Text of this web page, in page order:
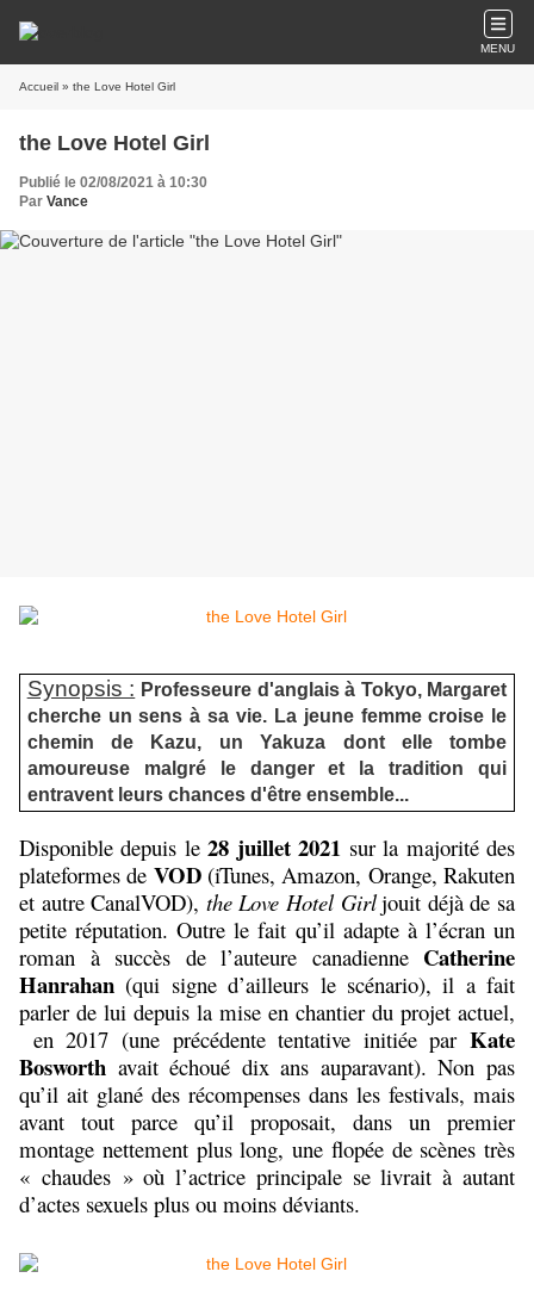
MENU
Accueil » the Love Hotel Girl
the Love Hotel Girl
Publié le 02/08/2021 à 10:30
Par Vance
Synopsis : Professeure d'anglais à Tokyo, Margaret
cherche un sens à sa vie. La jeune femme croise le
chemin de Kazu, un Yakuza dont elle tombe
amoureuse malgré le danger et la tradition qui
entravent leurs chances d'être ensemble...
Disponible depuis le28 juillet 2021 sur la majorité des
plateformes de VOD(iTunes, Amazon, Orange, Rakuten
et autre CanalVOD), the Love Hotel Girljouit déjà de sa
petite réputation. Outre le fait qu’il adapte à l’écran un
roman à succès de l’auteure canadienne Catherine
Hanrahan (qui signe d’ailleurs le scénario), il a fait
parler de lui depuis la mise en chantier du projet actuel,
en 2017 (une précédente tentative initiée par Kate
Bosworth avait échoué dix ans auparavant). Non pas
qu’il ait glané des récompenses dans les festivals, mais
avant tout parce qu’il proposait, dans un premier
montage nettement plus long, une flopée de scènes très
« chaudes » où l’actrice principale se livrait à autant
d’actes sexuels plus ou moins déviants.